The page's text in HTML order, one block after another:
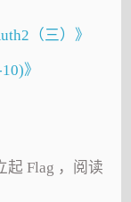
（三）》
》
起 Flag ，阅读